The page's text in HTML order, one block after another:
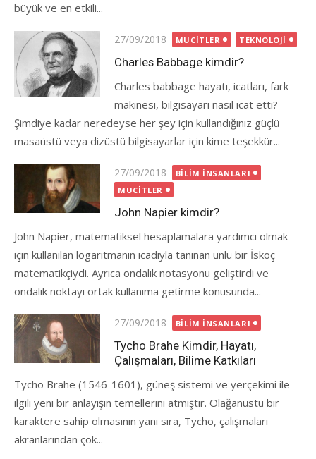
büyük ve en etkili...
Posted
on
27/09/2018 MUCITLER TEKNOLOJI
Charles Babbage kimdir?
Charles babbage hayatı, icatları, fark
makinesi, bilgisayarı nasıl icat etti?
Şimdiye kadar neredeyse her şey için kullandığınız güçlü
masaüstü veya dizüstü bilgisayarlar için kime teşekkür...
Posted
on
27/09/2018
BILIM İNSANLARI
MUCITLER
John Napier kimdir?
John Napier, matematiksel hesaplamalara yardımcı olmak
için kullanılan logaritmanın icadıyla tanınan ünlü bir İskoç
matematikçiydi. Ayrıca ondalık notasyonu geliştirdi ve
ondalık noktayı ortak kullanıma getirme konusunda...
Posted
on
27/09/2018 BILIM İNSANLARI
Tycho Brahe Kimdir, Hayatı,
Çalışmaları, Bilime Katkıları
Tycho Brahe (1546-1601), güneş sistemi ve yerçekimi ile
ilgili yeni bir anlayışın temellerini atmıştır. Olağanüstü bir
karaktere sahip olmasının yanı sıra, Tycho, çalışmaları
akranlarından çok...